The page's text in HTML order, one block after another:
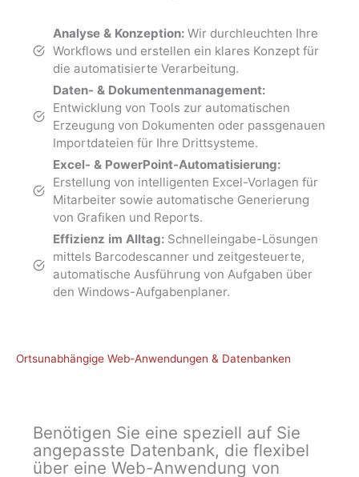
Analyse & Konzeption:Wir durchleuchten Ihre
Workflows und erstellen ein klares Konzept für
die automatisierte Verarbeitung.
Daten- & Dokumentenmanagement:
Entwicklung von Tools zur automatischen
Erzeugung von Dokumenten oder passgenauen
Importdateien für Ihre Drittsysteme.
Excel- & PowerPoint-Automatisierung:
Erstellung von intelligenten Excel-Vorlagen für
Mitarbeiter sowie automatische Generierung
von Grafiken und Reports.
Effizienz im Alltag:Schnelleingabe-Lösungen
mittels Barcodescanner und zeitgesteuerte,
automatische Ausführung von Aufgaben über
den Windows-Aufgabenplaner.
Ortsunabhängige Web-Anwendungen & Datenbanken
Benötigen Sie eine speziell auf Sie
angepasste Datenbank, die flexibel
über eine Web-Anwendung von